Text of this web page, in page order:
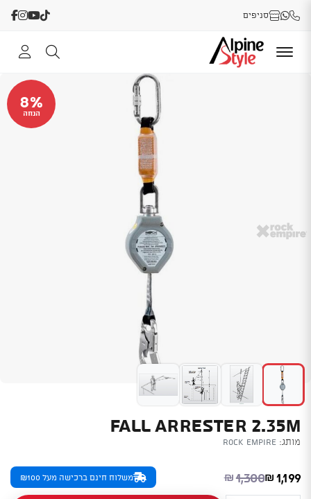
סניפים
FALL ARRESTER 2.35M
מותג: Rock Empire
8%
הנחה
₪ 1,300
המחיר המקורי היה: ₪1,300.
₪ 1,199
המחיר הנוכחי הוא: ₪1,199. משלוח חינם ברכישה מעל ₪100